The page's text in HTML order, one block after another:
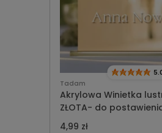
Tadam
Akrylowa Winietka
ZŁOTA- do
czcionki
4,99 zł